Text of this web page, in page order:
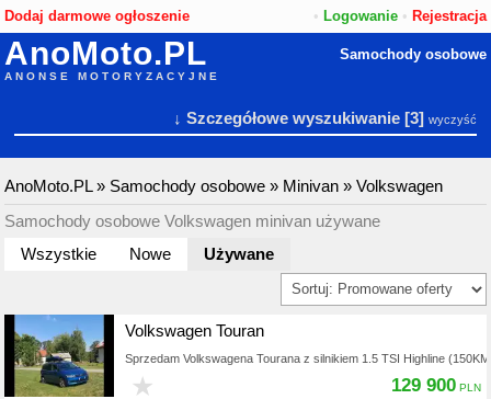
Dodaj darmowe ogłoszenie • Logowanie• Rejestracja
AnoMoto.PL
ANONSE MOTORYZACYJNE
Samochody osobowe
↓ Szczegółowe wyszukiwanie[3] wyczyść
AnoMoto.PL» Samochody osobowe » Minivan »Volkswagen
Samochody osobowe Volkswagen minivan używane
Wszystkie
Nowe Używane
Volkswagen Touran
Sprzedam Volkswagena Tourana z silnikiem 1.5 TSI Highline
129 900